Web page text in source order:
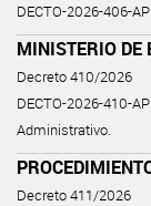
DECTO-2026-406-
MINISTERIO DE
Decreto 410/2026
DECTO-2026-410-
Administrativo.
Decreto 411/2026